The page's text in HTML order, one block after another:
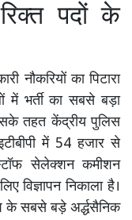
पदों के
नौकरियों का पिटारा
में भर्ती का सबसे बड़ा
तहत केंद्रीय पुलिस
में 54 हजार से
सेलेक्शन कमीशन
विज्ञापन निकाला है।
के सबसे बड़े अ‌र्द्धसैनिक